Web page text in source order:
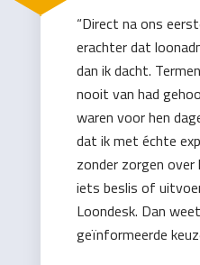
“Direct na ons
erachter dat
dan ik dacht.
nooit van had
waren voor hen
dat ik met échte
zonder zorgen over
iets beslis of
Loondesk. Dan
geïnformeerde